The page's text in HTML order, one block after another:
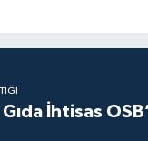
Gıda İhtisas